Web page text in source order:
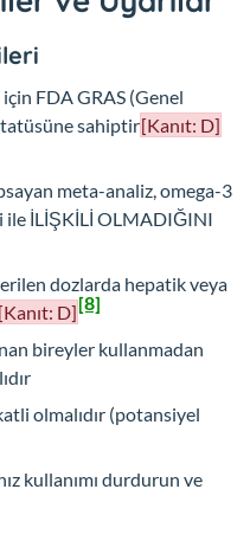
için FDA GRAS (Genel
sahiptir[Kanıt: D]
meta-analiz, omega-3
ile İLİŞKİLİ OLMADIĞINI
dozlarda hepatik veya
[Kanıt: D][8]
bireyler kullanmadan
olmalıdır (potansiyel
kullanımı durdurun ve